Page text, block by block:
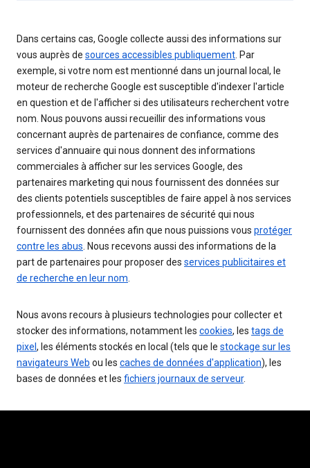
Dans certains cas, Google collecte aussi des informations sur
vous auprès de sources accessibles publiquement . Par
exemple, si votre nom est mentionné dans un journal local, le
moteur de recherche Google est susceptible d'indexer l'article
en question et de l'afficher si des utilisateurs recherchent votre
nom. Nous pouvons aussi recueillir des informations vous
concernant auprès de partenaires de confiance, comme des
services d'annuaire qui nous donnent des informations
commerciales à afficher sur les services Google, des
partenaires marketing qui nous fournissent des données sur
des clients potentiels susceptibles de faire appel à nos services
professionnels, et des partenaires de sécurité qui nous
fournissent des données afin que nous puissions vous protéger
contre les abus . Nous recevons aussi des informations de la
part de partenaires pour proposer des services publicitaires et
de recherche en leur nom
Nous avons recours à plusieurs technologies pour collecter et
stocker des informations, notamment les cookies, les tags de
pixel , les éléments stockés en local (tels que le stockage sur les
navigateurs Web ou les caches de données d'application), les
bases de données et les fichiers journaux de serveur.